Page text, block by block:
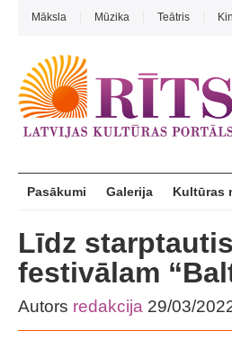
Māksla Mūzika Teātris
Pasākumi Galerija Kultūras
Līdz
festivālam
Autors redakcija 29/03/